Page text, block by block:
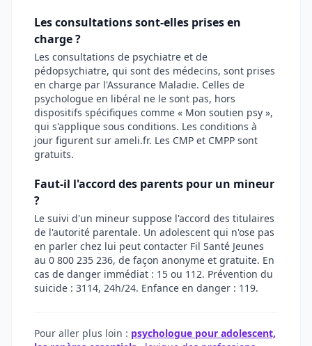
Les consultations sont-elles prises en
charge ?
Les consultations de psychiatre et de
pédopsychiatre, qui sont des médecins, sont prises
en charge par l'Assurance Maladie. Celles de
psychologue en libéral ne le sont pas, hors
dispositifs spécifiques comme « Mon soutien psy »,
qui s'applique sous conditions. Les conditions à
jour figurent sur ameli.fr. Les CMP et CMPP sont
gratuits.
Faut-il l'accord des parents pour un mineur
?
Le suivi d'un mineur suppose l'accord des titulaires
de l'autorité parentale. Un adolescent qui n'ose pas
en parler chez lui peut contacter Fil Santé Jeunes
au 0 800 235 236, de façon anonyme et gratuite. En
cas de danger immédiat : 15 ou 112. Prévention du
suicide : 3114, 24h/24. Enfance en danger : 119.
Pour aller plus loin : psychologue pour adolescent,